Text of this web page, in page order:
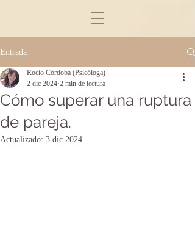
Entrada
Cómo superar una ruptura
de pareja.
Rocío Córdoba (Psicóloga)
2 dic 2024 2 min de lectura
Actualizado: 3 dic 2024